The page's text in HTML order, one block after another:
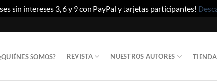
sin intereses 3, 6 y 9 con PayPal y tarjetas participantes!
SOMOS? REVISTA NUESTROS AUTORES TIENDA